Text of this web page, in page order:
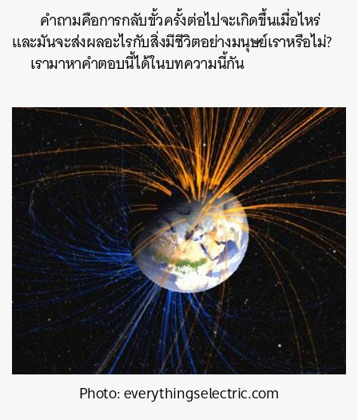
คำถามคือการกลับขั้วครั้งต่อไปจะเกิดขึ้นเมื่อไหร่
และมันจะส่งผลอะไรกับสิ่งมีชีวิตอย่างมนุษย์เราหรือไม่?
​ เรามาหาคำตอบนี้ได้ในบทความนี้กัน
Photo: everythingselectric.com